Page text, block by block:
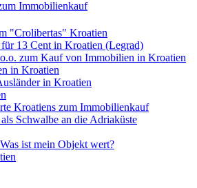
Immobilienkauf
"Crolibertas" Kroatien
13 Cent in Kroatien (Legrad)
zum Kauf von Immobilien in Kroatien
in Kroatien
in Kroatien
Kroatiens zum Immobilienkauf
Schwalbe an die Adriaküste
ist mein Objekt wert?